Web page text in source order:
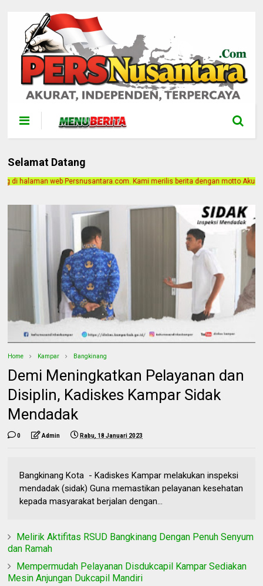
Selamat Datang
Kami merilis berita dengan motto Akurat, Independen,
Home Kampar Bangkinang
Demi Meningkatkan Pelayanan dan
Disiplin, Kadiskes Kampar Sidak
Mendadak
0 Admin Rabu, 18 Januari 2023
Bangkinang Kota - Kadiskes Kampar melakukan inspeksi
mendadak (sidak) Guna memastikan pelayanan kesehatan
kepada masyarakat berjalan dengan...
Melirik Aktifitas RSUD Bangkinang Dengan Penuh Senyum
dan Ramah
Mempermudah Pelayanan Disdukcapil Kampar Sediakan
Mesin Anjungan Dukcapil Mandiri